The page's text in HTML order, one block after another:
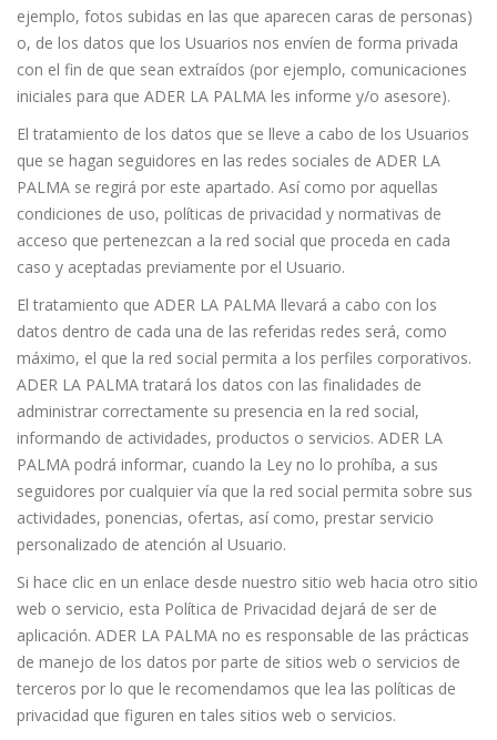
ejemplo, fotos subidas en las que aparecen caras de personas)
o, de los datos que los Usuarios nos envíen de forma privada
con el fin de que sean extraídos (por ejemplo, comunicaciones
iniciales para que ADER LA PALMA les informe y/o asesore).
El tratamiento de los datos que se lleve a cabo de los Usuarios
que se hagan seguidores en las redes sociales de ADER LA
PALMA se regirá por este apartado. Así como por aquellas
condiciones de uso, políticas de privacidad y normativas de
acceso que pertenezcan a la red social que proceda en cada
caso y aceptadas previamente por el Usuario.
El tratamiento que ADER LA PALMA llevará a cabo con los
datos dentro de cada una de las referidas redes será, como
máximo, el que la red social permita a los perfiles corporativos.
ADER LA PALMA tratará los datos con las finalidades de
administrar correctamente su presencia en la red social,
informando de actividades, productos o servicios. ADER LA
PALMA podrá informar, cuando la Ley no lo prohíba, a sus
seguidores por cualquier vía que la red social permita sobre sus
actividades, ponencias, ofertas, así como, prestar servicio
personalizado de atención al Usuario.
Si hace clic en un enlace desde nuestro sitio web hacia otro sitio
web o servicio, esta Política de Privacidad dejará de ser de
aplicación. ADER LA PALMA no es responsable de las prácticas
de manejo de los datos por parte de sitios web o servicios de
terceros por lo que le recomendamos que lea las políticas de
privacidad que figuren en tales sitios web o servicios.